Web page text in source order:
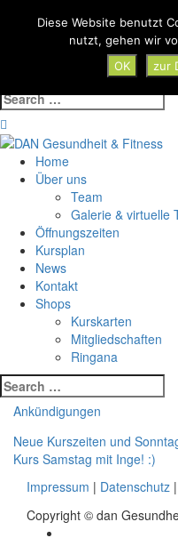
Search
for:
Home
Über uns
Team
Galerie & virtuelle
Öffnungszeiten
Kursplan
News
Kontakt
Shops
Kurskarten
Mitgliedschaften
Ringana
Search
for:
Ankündigungen
Neue Kurszeiten und
Kurs Samstag mit Inge! :)
Impressum | Datenschutz |
Copyright © dan
Diese Website benutzt
nutzt, gehen wir
OK
zur